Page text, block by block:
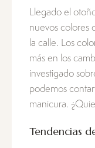
Llegado el
nuevos colores
la calle. Los
más en los
investigado
podemos
manicura.
Tendencias